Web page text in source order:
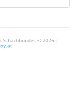
Schachbundes © 2026 |